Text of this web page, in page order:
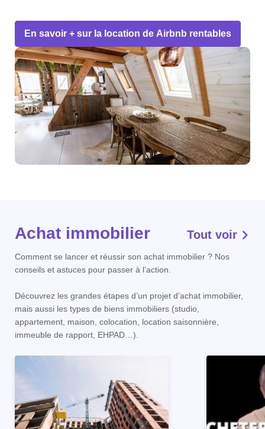
En savoir + sur la location de Airbnb rentables
Achat immobilier Tout voir
Comment se lancer et réussir son achat immobilier ? Nos
conseils et astuces pour passer à l’action.
Découvrez les grandes étapes d’un projet d’achat immobilier,
mais aussi les types de biens immobiliers (studio,
appartement, maison, colocation, location saisonnière,
immeuble de rapport, EHPAD…).